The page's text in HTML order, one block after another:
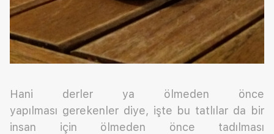
Hani derler ya ölmeden önce
yapılması gerekenler diye, işte bu tatlılar da bir
insan için ölmeden önce tadılması